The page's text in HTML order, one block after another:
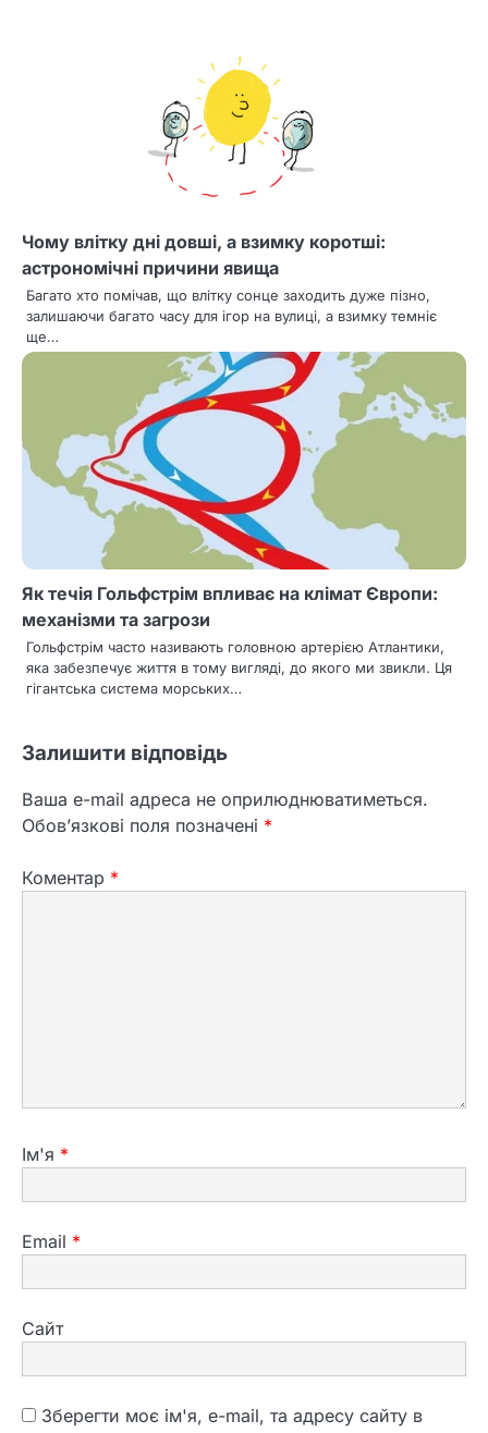
Чому влітку дні довші, а взимку коротші:
астрономічні причини явища
Багато хто помічав, що влітку сонце заходить дуже пізно,
залишаючи багато часу для ігор на вулиці, а взимку темніє
ще…
Як течія Гольфстрім впливає на клімат Європи:
механізми та загрози
Гольфстрім часто називають головною артерією Атлантики,
яка забезпечує життя в тому вигляді, до якого ми звикли. Ця
гігантська система морських…
Залишити відповідь
Ваша e-mail адреса не оприлюднюватиметься.
Обов’язкові поля позначені *
Коментар *
Ім'я *
Email *
Сайт
Зберегти моє ім'я, e-mail, та адресу сайту в
2
сні та як тлумачити символ
3
До чого сниться син
маленьким і як тлумачити